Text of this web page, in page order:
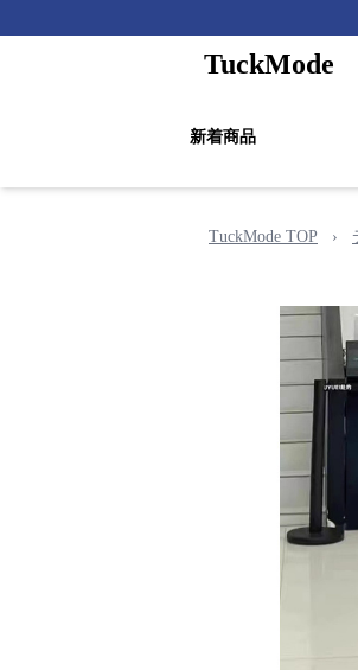
TuckMode
新着商品
TuckMode TOP ›